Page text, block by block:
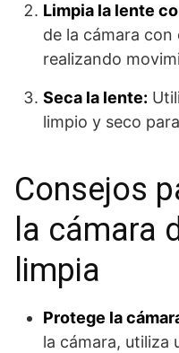
Limpia la lente
de la cámara
realizando
Seca la lente:
limpio y seco
Consejos
la cámara
limpia
Protege la
la cámara, utiliza